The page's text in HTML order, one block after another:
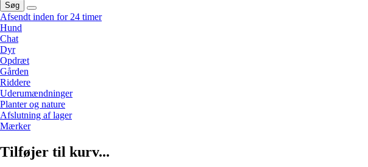
Søg
Afsendt inden for 24 timer
Hund
Chat
Dyr
Opdræt
Gården
Riddere
Uderumændninger
Planter og nature
Afslutning af lager
Mærker
Tilføjer til kurv...